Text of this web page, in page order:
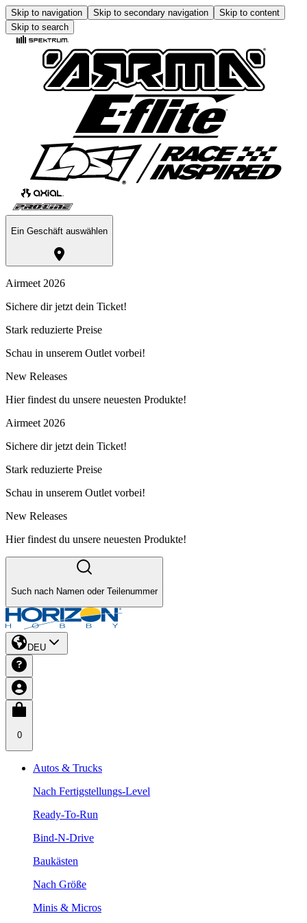
Skip to navigation Skip to secondary navigation
Skip to content
Skip to search
Ein Geschäft auswählen
Airmeet 2026
Sichere dir jetzt dein Ticket!
Stark reduzierte Preise
Schau in unserem Outlet vorbei!
New Releases
Hier findest du unsere neuesten Produkte!
Airmeet 2026
Sichere dir jetzt dein Ticket!
Stark reduzierte Preise
Schau in unserem Outlet vorbei!
New Releases
Hier findest du unsere neuesten Produkte!
Such nach Namen oder Teilenummer
DEU
0
Autos & Trucks
Nach Fertigstellungs-Level
Ready-To-Run
Bind-N-Drive
Baukästen
Nach Größe
Minis & Micros